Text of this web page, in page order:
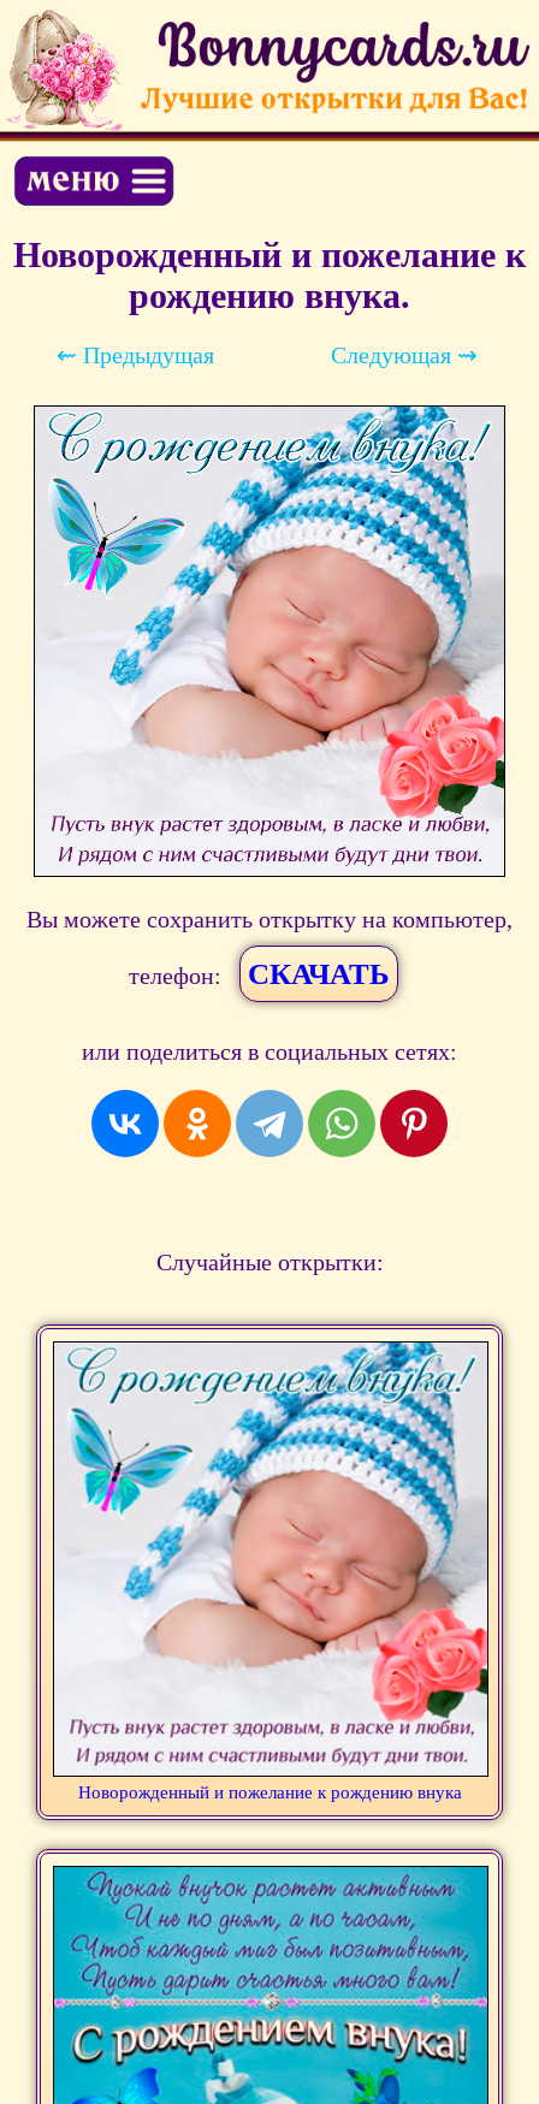
Новорожденный и пожелание к
рождению внука.
⇜ Предыдущая Следующая ⇝
Вы можете сохранить открытку на компьютер,
телефон: СКАЧАТЬ
или поделиться в социальных сетях:
Случайные открытки:
Новорожденный и пожелание к рождению внука